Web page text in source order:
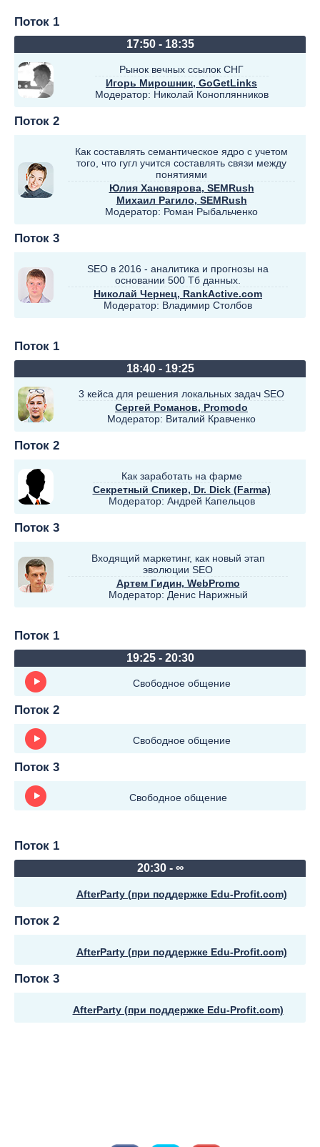
Поток 1
17:50 - 18:35
Рынок вечных ссылок СНГ
Игорь Мирошник, GoGetLinks
Модератор: Николай Коноплянников
Поток 2
Как составлять семантическое ядро с учетом
того, что гугл учится составлять связи между
понятиями
Юлия Хансвярова, SEMRush
Михаил Рагило, SEMRush
Модератор: Роман Рыбальченко
Поток 3
SEO в 2016 - аналитика и прогнозы на
основании 500 Тб данных.
Николай Чернец, RankActive.com
Модератор: Владимир Столбов
Поток 1
18:40 - 19:25
3 кейса для решения локальных задач SEO
Сергей Романов, Promodo
Модератор: Виталий Кравченко
Поток 2
Как заработать на фарме
Секретный Спикер, Dr. Dick (Farma)
Модератор: Андрей Капельцов
Поток 3
Входящий маркетинг, как новый этап
эволюции SEO
Артем Гидин, WebPromo
Модератор: Денис Нарижный
Поток 1
19:25 - 20:30
Свободное общение
Поток 2
Свободное общение
Поток 3
Свободное общение
Поток 1
20:30 - ∞
AfterParty (при поддержке Edu-Profit.com)
Поток 2
AfterParty (при поддержке Edu-Profit.com)
Поток 3
AfterParty (при поддержке Edu-Profit.com)